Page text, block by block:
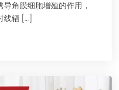
角膜细胞增殖的作用，
线辐 […]